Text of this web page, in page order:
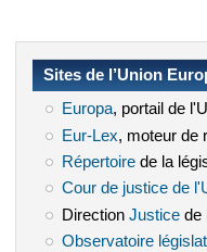
Sites de l’Union
Europa(le lien est
, portail de
Eur-Lex (le lien est
, moteur de
Répertoire(le lien est
de la
Cour de justice de
Direction Justice(le
de
Observatoire